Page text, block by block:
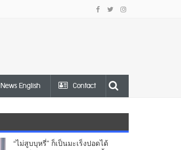
News English Contact
“ไม่สูบบุหรี่” ก็เป็นมะเร็งปอดได้